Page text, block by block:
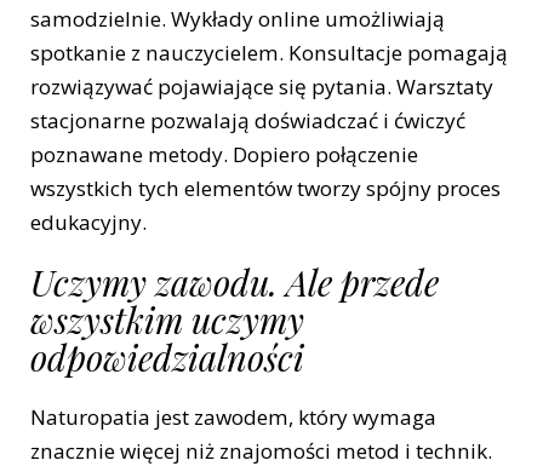
samodzielnie. Wykłady online umożliwiają
spotkanie z nauczycielem. Konsultacje pomagają
rozwiązywać pojawiające się pytania. Warsztaty
stacjonarne pozwalają doświadczać i ćwiczyć
poznawane metody. Dopiero połączenie
wszystkich tych elementów tworzy spójny proces
edukacyjny.
Uczymy zawodu. Ale przede
wszystkim uczymy
odpowiedzialności
Naturopatia jest zawodem, który wymaga
znacznie więcej niż znajomości metod i technik.